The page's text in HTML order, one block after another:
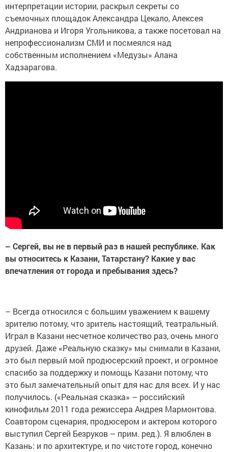
интерпретации истории, раскрыл секреты со
съемочных площадок Александра Цекало, Алексея
Андрианова и Игоря Угольникова, а также посетовал на
непрофессионализм СМИ и посмеялся над
собственным исполнением «Медузы» Алана
Хадзарагова.
– Сергей, вы не в первый раз в нашей республике. Как
вы относитесь к Казани, Татарстану? Какие у вас
впечатления от города и пребывания здесь?
– Всегда относился с большим уважением к вашему
зрителю потому, что зритель настоящий, театральный.
Играл в Казани несчетное количество раз, очень много
друзей. Даже «Реальную сказку» мы снимали в Казани,
это был первый мой продюсерский проект, и огромное
спасибо за поддержку и помощь Казани потому, что
это был замечательный опыт для нас для всех. И у нас
получилось. («Реальная сказка» – российский
кинофильм 2011 года режиссера Андрея Мармонтова.
Соавтором сценария, продюсером и актером которого
выступил Сергей Безруков – прим. ред.). Я влюблен в
Казань: и по архитектуре, и по чистоте город, конечно